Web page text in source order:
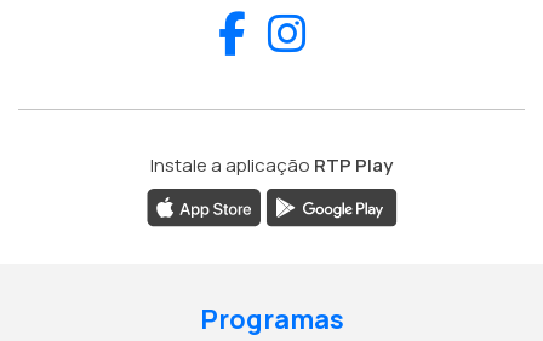
Facebook
Instale a aplicação RTP Play
Programas